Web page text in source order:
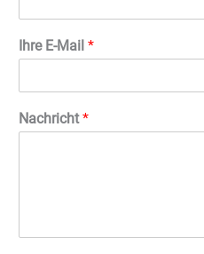
Ihre E-Mail *
Nachricht*